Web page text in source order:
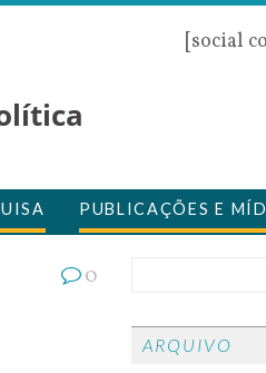
[social
PUBLICAÇÕES E
0
ARQUIVO